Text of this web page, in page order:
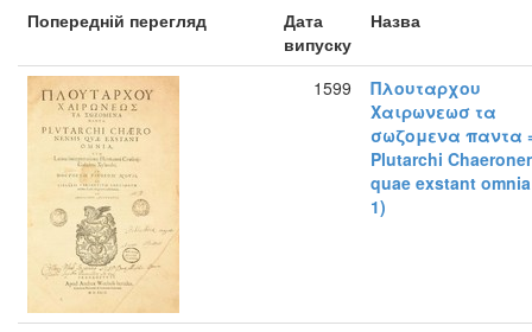
Попередній перегляд
Дата
випуску
Назва
1599
Πλουταρχου
Χαιρωνεωσ τα
σωζομενα παντα
Plutarchi
quae exstant
1)